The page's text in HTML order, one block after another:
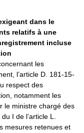
dans le
relatifs à une
incluse
les
l’article D. 181-15-
respect des
notamment les
le ministre chargé des
I de l’article L.
mesures retenues et